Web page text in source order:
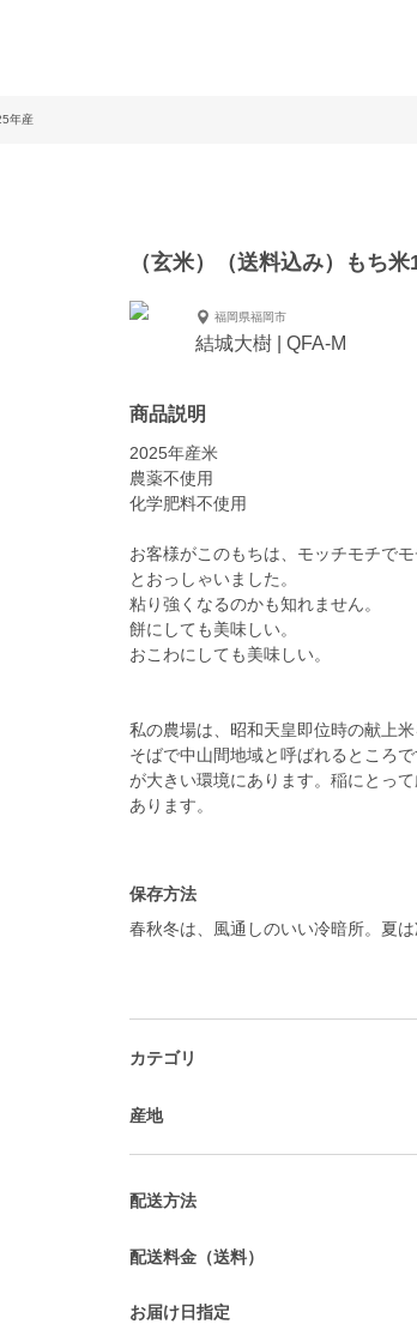
年産
（玄米）（送料込み）もち
福岡県福岡市
結城大樹 | QFA-M
商品説明
2025年産米
農薬不使用
化学肥料不使用
お客様がこのもちは、モッチモチで
とおっしゃいました。
粘り強くなるのかも知れません。
餅にしても美味しい。
おこわにしても美味しい。
私の農場は、昭和天皇即位時の献上
そばで中山間地域と呼ばれるところ
が大きい環境にあります。稲にとっ
あります。
保存方法
春秋冬は、風通しのいい冷暗所。夏は
カテゴリ
産地
配送方法
配送料金（送料）
お届け日指定